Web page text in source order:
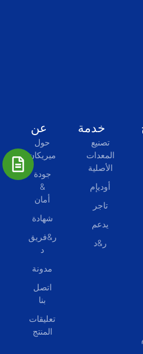
خدمة
تصنيع
المعدات
الأصلية
أوديإم
تاجر
يدعم
ر&د
عن
حول
ميريكان
جودة
&
أمان
شهادة
ر&فريق
د
مدونة
اتصل
بنا
تعليقات
المنتج